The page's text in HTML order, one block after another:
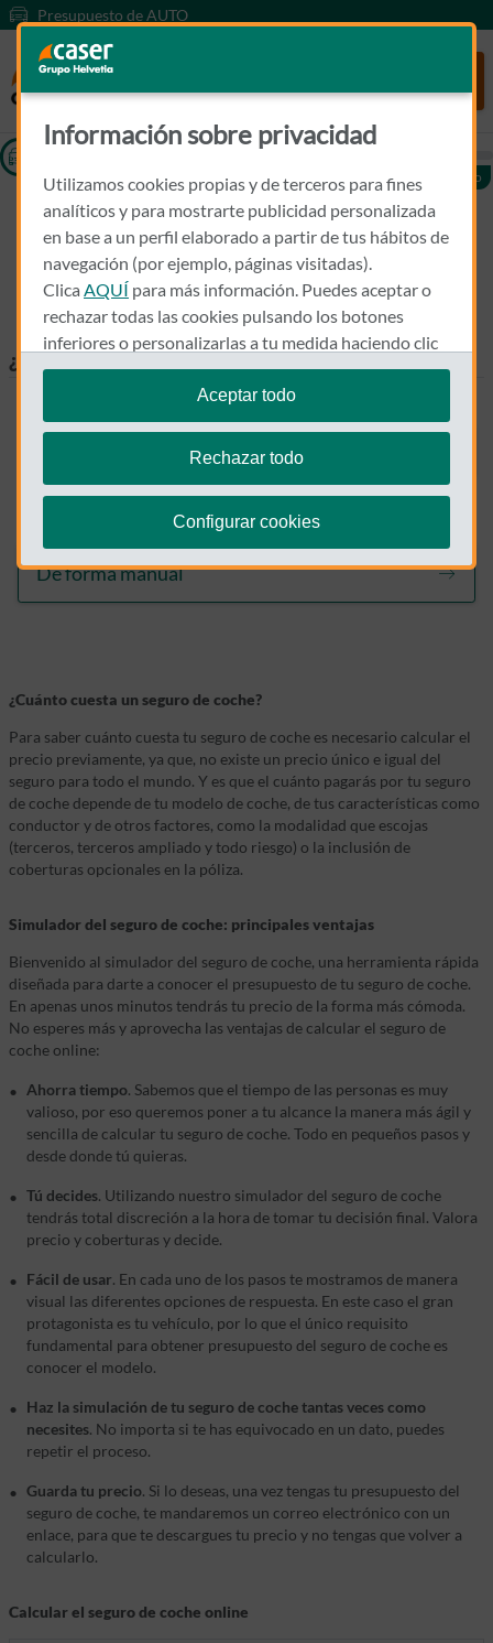
Presupuesto de AUTO
Tu precio
Calcula el precio de tu seguro de
coche
En menos de 1 minuto tu precio personalizado.
¿Cómo quieres seleccionar tu vehículo?
Es inmediato y te ahorrarás muchos pasos
De forma manual
¿Cuánto cuesta un seguro de coche?
Para saber cuánto cuesta tu seguro de coche es necesario calcular el
precio previamente, ya que, no existe un precio único e igual del
seguro para todo el mundo. Y es que el cuánto pagarás por tu seguro
de coche depende de tu modelo de coche, de tus características como
conductor y de otros factores, como la modalidad que escojas
(terceros, terceros ampliado y todo riesgo) o la inclusión de
coberturas opcionales en la póliza.
Simulador del seguro de coche: principales ventajas
Bienvenido al simulador del seguro de coche, una herramienta rápida
diseñada para darte a conocer el presupuesto de tu seguro de coche.
En apenas unos minutos tendrás tu precio de la forma más cómoda.
No esperes más y aprovecha las ventajas de calcular el seguro de
coche online:
Ahorra tiempo. Sabemos que el tiempo de las personas es muy
valioso, por eso queremos poner a tu alcance la manera más ágil y
sencilla de calcular tu seguro de coche. Todo en pequeños pasos y
desde donde tú quieras.
Tú decides. Utilizando nuestro simulador del seguro de coche
tendrás total discreción a la hora de tomar tu decisión final. Valora
precio y coberturas y decide.
Fácil de usar. En cada uno de los pasos te mostramos de manera
visual las diferentes opciones de respuesta. En este caso el gran
protagonista es tu vehículo, por lo que el único requisito
fundamental para obtener presupuesto del seguro de coche es
conocer el modelo.
Haz la simulación de tu seguro de coche tantas veces como
necesites. No importa si te has equivocado en un dato, puedes
repetir el proceso.
Guarda tu precio. Si lo deseas, una vez tengas tu presupuesto del
seguro de coche, te mandaremos un correo electrónico con un
enlace, para que te descargues tu precio y no tengas que volver a
calcularlo.
Calcular el seguro de coche online
Información sobre privacidad
Utilizamos cookies propias y de terceros para fines
analíticos y para mostrarte publicidad personalizada
en base a un perfil elaborado a partir de tus hábitos de
navegación (por ejemplo, páginas visitadas).
Clica AQUÍ para más información. Puedes aceptar o
rechazar todas las cookies pulsando los botones
inferiores o personalizarlas a tu medida haciendo clic
en"configurar cookies".
Te recordamos que puedes modificar tus ajustes de
cookies en cualquier momento en la sección
Aceptar todo
Rechazar todo
Configurar cookies